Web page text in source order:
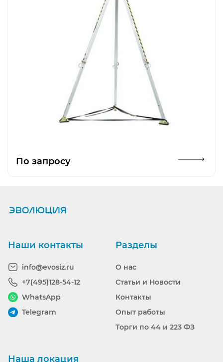
По запросу
Разделы
О нас
Статьи и Новости
Контакты
Опыт работы
Торги по 44 и 223 ФЗ
Наши контакты
info@evosiz.ru
+7(495)128-54-12
WhatsApp
Telegram
Наша локация